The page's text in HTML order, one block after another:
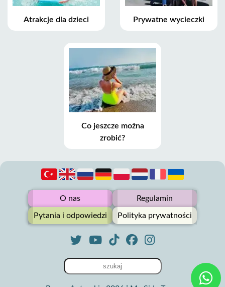
Atrakcje dla dzieci Prywatne wycieczki
Co jeszcze można
zrobić?
O nas Regulamin
Pytania i odpowiedzi Polityka prywatności